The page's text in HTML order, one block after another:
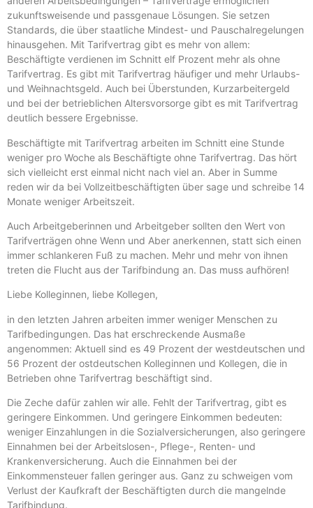
zukunftsweisende und passgenaue Lösungen. Sie setzen
Standards, die über staatliche Mindest- und Pauschalregelungen
hinausgehen. Mit Tarifvertrag gibt es mehr von allem:
Beschäftigte verdienen im Schnitt elf Prozent mehr als ohne
Tarifvertrag. Es gibt mit Tarifvertrag häufiger und mehr Urlaubs-
und Weihnachtsgeld. Auch bei Überstunden, Kurzarbeitergeld
und bei der betrieblichen Altersvorsorge gibt es mit Tarifvertrag
deutlich bessere Ergebnisse.
Beschäftigte mit Tarifvertrag arbeiten im Schnitt eine Stunde
weniger pro Woche als Beschäftigte ohne Tarifvertrag. Das hört
sich vielleicht erst einmal nicht nach viel an. Aber in Summe
reden wir da bei Vollzeitbeschäftigten über sage und schreibe 14
Monate weniger Arbeitszeit.
Auch Arbeitgeberinnen und Arbeitgeber sollten den Wert von
Tarifverträgen ohne Wenn und Aber anerkennen, statt sich einen
immer schlankeren Fuß zu machen. Mehr und mehr von ihnen
treten die Flucht aus der Tarifbindung an. Das muss aufhören!
Liebe Kolleginnen, liebe Kollegen,
in den letzten Jahren arbeiten immer weniger Menschen zu
Tarifbedingungen. Das hat erschreckende Ausmaße
angenommen: Aktuell sind es 49 Prozent der westdeutschen und
56 Prozent der ostdeutschen Kolleginnen und Kollegen, die in
Betrieben ohne Tarifvertrag beschäftigt sind.
Die Zeche dafür zahlen wir alle. Fehlt der Tarifvertrag, gibt es
geringere Einkommen. Und geringere Einkommen bedeuten:
weniger Einzahlungen in die Sozialversicherungen, also geringere
Einnahmen bei der Arbeitslosen-, Pflege-, Renten- und
Krankenversicherung. Auch die Einnahmen bei der
Einkommensteuer fallen geringer aus. Ganz zu schweigen vom
Verlust der Kaufkraft der Beschäftigten durch die mangelnde
Tarifbindung.